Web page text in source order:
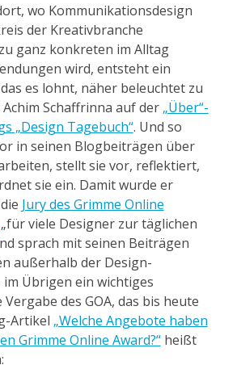
wo Kommunikationsdesign
der Kreativbranche
ganz konkreten im Alltag
wird, entsteht ein
es lohnt, näher beleuchtet zu
Schaffrinna auf der „Über“-
„Design Tagebuch“. Und so
in seinen Blogbeiträgen über
stellt sie vor, reflektiert,
sie ein. Damit wurde er
Jury des Grimme Online
viele Designer zur täglichen
sprach mit seinen Beiträgen
außerhalb der Design-
Übrigen ein wichtiges
des GOA, das bis heute
Artikel „Welche Angebote haben
Grimme Online Award?“heißt